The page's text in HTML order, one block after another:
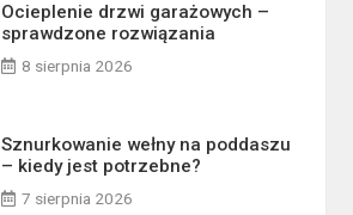
Ocieplenie drzwi garażowych –
sprawdzone rozwiązania
8 sierpnia 2026
Sznurkowanie wełny na poddaszu
– kiedy jest potrzebne?
7 sierpnia 2026